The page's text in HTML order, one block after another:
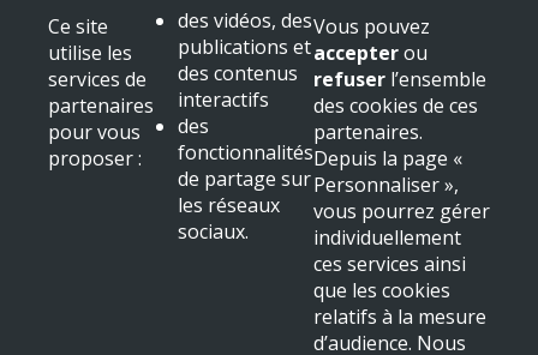
Fermeture bibliothèque
Congès
+ voir toutes les actualités
Mairie de Beaulieu sur Dordogne
Place Albert
19120 Beaulieu sur Dordogne
NOUS LOCALISER
Ce site
utilise les
services de
partenaires
pour vous
proposer :
des vidéos, des
publications et
des contenus
interactifs
des
fonctionnalités
de partage sur
les réseaux
sociaux.
Vous pouvez
accepterou
refuser l’ensemble
des cookies de ces
partenaires.
Depuis la page «
Personnaliser »,
vous pourrez gérer
individuellement
ces services ainsi
que les cookies
relatifs à la mesure
d’audience. Nous